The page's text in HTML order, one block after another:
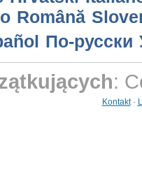
Română
По-русски
:
Kontakt-